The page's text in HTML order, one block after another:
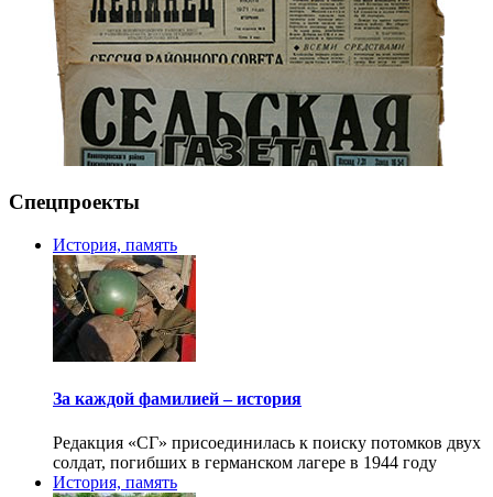
Спецпроекты
История, память
За каждой фамилией – история
Редакция «СГ» присоединилась к поиску потомков двух
солдат, погибших в германском лагере в 1944 году
История, память